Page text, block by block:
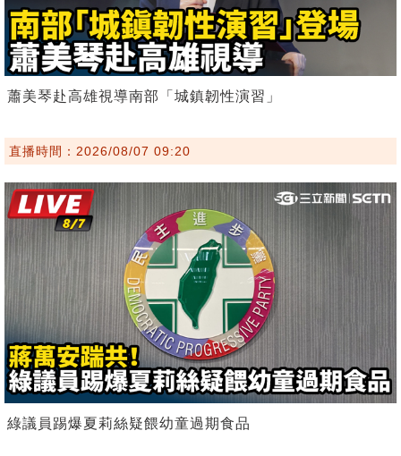
蕭美琴赴高雄視導南部「城鎮韌性演習」
直播時間：2026/08/07 09:20
綠議員踢爆夏莉絲疑餵幼童過期食品